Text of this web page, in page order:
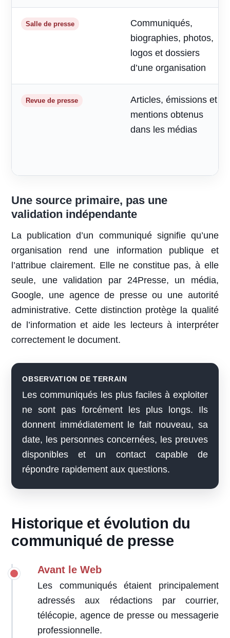
Salle de presse
Communiqués,
biographies, photos,
logos et dossiers
d’une organisation
Revue de presse
Articles, émissions et
mentions obtenus
dans les médias
Une source primaire, pas une
validation indépendante
La publication d’un communiqué signifie qu’une
organisation rend une information publique et
l’attribue clairement. Elle ne constitue pas, à elle
seule, une validation par 24Presse, un média,
Google, une agence de presse ou une autorité
administrative. Cette distinction protège la qualité
de l’information et aide les lecteurs à interpréter
correctement le document.
OBSERVATION DE TERRAIN
Les communiqués les plus faciles à exploiter
ne sont pas forcément les plus longs. Ils
donnent immédiatement le fait nouveau, sa
date, les personnes concernées, les preuves
disponibles et un contact capable de
répondre rapidement aux questions.
Historique et évolution du
communiqué de presse
Avant le Web
Les communiqués étaient principalement
adressés aux rédactions par courrier,
télécopie, agence de presse ou messagerie
professionnelle.